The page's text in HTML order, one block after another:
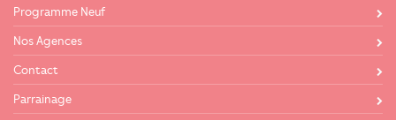
Programme Neuf
Nos Agences
Contact
Parrainage